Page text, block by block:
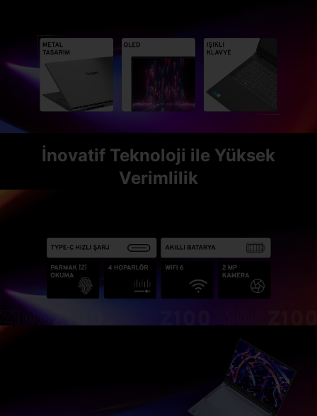
İnovatif Teknoloji ile Yüksek
Verimlilik